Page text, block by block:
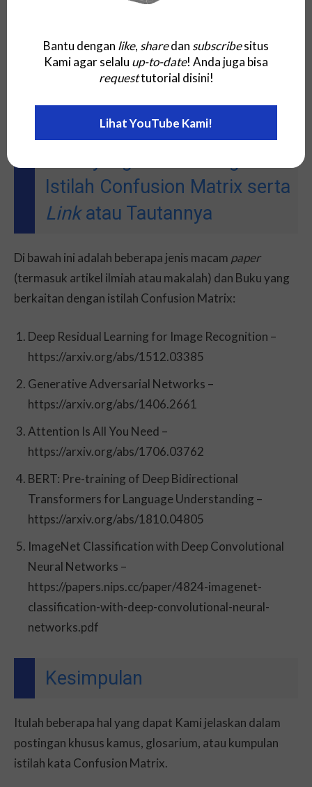
Bahasa Malaysia
Matriks Kekeliruan
BeberapaPaper(Artikel
Ilmiah atau Makalah) atau
Istilah Confusion Matrix serta
Linkatau Tautannya
Di bawah ini adalah beberapa jenis macam paper
(termasuk artikel ilmiah atau makalah) dan Buku yang
berkaitan dengan istilah Confusion Matrix:
Deep Residual Learning for Image Recognition –
https://arxiv.org/abs/1512.03385
Generative Adversarial Networks –
https://arxiv.org/abs/1406.2661
Attention Is All You Need –
https://arxiv.org/abs/1706.03762
BERT: Pre-training of Deep Bidirectional
Transformers for Language Understanding –
https://arxiv.org/abs/1810.04805
ImageNet Classification with Deep Convolutional
Neural Networks –
https://papers.nips.cc/paper/4824-imagenet-
classification-with-deep-convolutional-neural-
networks.pdf
Kesimpulan
Itulah beberapa hal yang dapat Kami jelaskan dalam
postingan khusus kamus, glosarium, atau kumpulan
istilah kata Confusion Matrix.
Bantu dengan like, sharedan subscribesitus
Kami agar selalu up-to-date! Anda juga bisa
requesttutorial disini!
Lihat YouTube Kami!